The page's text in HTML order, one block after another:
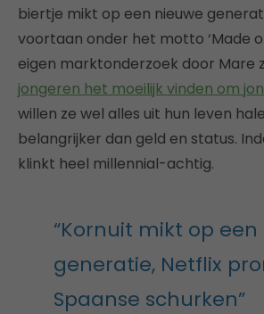
biertje mikt op een nieuwe
voortaan onder het motto ‘Made
eigen marktonderzoek door Mare
jongeren het moeilijk vinden om
willen ze wel alles uit hun leven
belangrijker dan geld en status.
klinkt heel millennial-achtig.
“Kornuit mikt op
generatie, Netflix
Spaanse schurken”